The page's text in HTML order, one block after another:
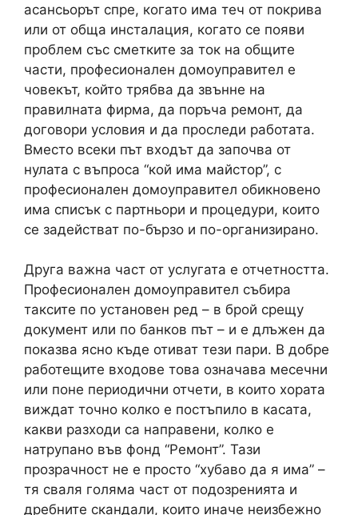
асансьорът спре, когато има теч от покрива
или от обща инсталация, когато се появи
проблем със сметките за ток на общите
части, професионален домоуправител е
човекът, който трябва да звънне на
правилната фирма, да поръча ремонт, да
договори условия и да проследи работата.
Вместо всеки път входът да започва от
нулата с въпроса “кой има майстор”, с
професионален домоуправител обикновено
има списък с партньори и процедури, които
се задействат по-бързо и по-организирано.
Друга важна част от услугата е отчетността.
Професионален домоуправител събира
таксите по установен ред – в брой срещу
документ или по банков път – и е длъжен да
показва ясно къде отиват тези пари. В добре
работещите входове това означава месечни
или поне периодични отчети, в които хората
виждат точно колко е постъпило в касата,
какви разходи са направени, колко е
натрупано във фонд “Ремонт”. Тази
прозрачност не е просто “хубаво да я има” –
тя сваля голяма част от подозренията и
дребните скандали, които иначе неизбежно